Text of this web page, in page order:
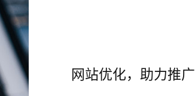
网站优化，助力推广